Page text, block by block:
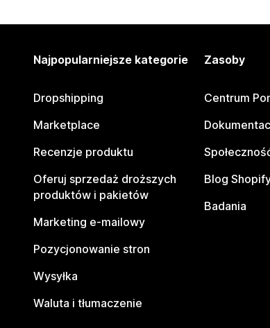
Najpopularniejsze kategorie
Dropshipping
Marketplace
Recenzje produktu
Oferuj sprzedaż droższych
produktów i pakietów
Marketing e-mailowy
Pozycjonowanie stron
Wysyłka
Waluta i tłumaczenie
Zasoby
Centrum
Blog
Badania